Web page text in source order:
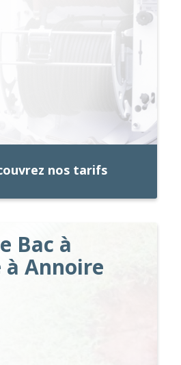
nos tarifs
Bac à
à Annoire